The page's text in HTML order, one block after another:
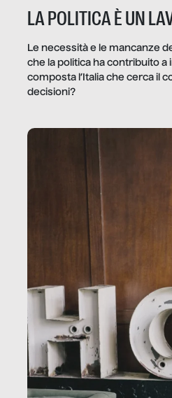
LA POLITICA È UN
Le necessità e le mancanze
che la politica ha contribuito a
composta l’Italia che cerca il
decisioni?